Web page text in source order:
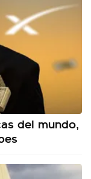
del mundo,